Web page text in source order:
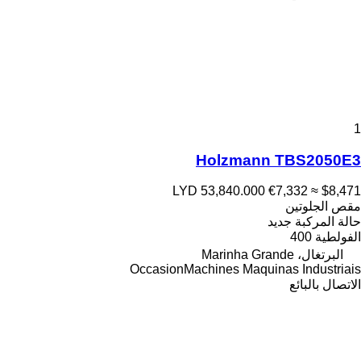
1
Holzmann TBS2050E3
LYD 53,840.000 €7,332 ≈ $8,471
مقص الجلوتين
حالة المركبة جديد
الفولطية 400
البرتغال، Marinha Grande
OccasionMachines Maquinas Industriais
الاتصال بالبائع